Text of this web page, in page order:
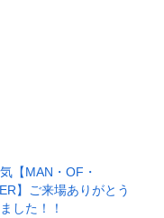
【MAN・OF・
】ご来場ありがとう
した！！